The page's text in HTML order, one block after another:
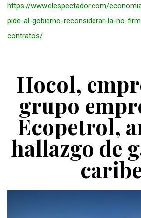
https://www.elespectador.com/
pide-al-gobierno-reconsiderar-la-no-
contratos/
Hocol,
grupo
Ecopetrol,
hallazgo de
caribe